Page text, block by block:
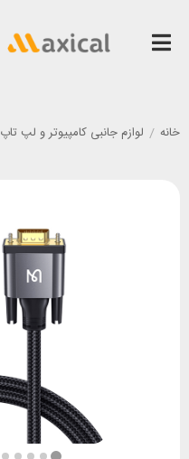
خانه / لوازم جانبی کامپیوتر و لپ تاپ